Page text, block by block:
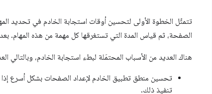
تتمثّل الخطوة الأولى لتحسين أوقات استجابة الخادم في تحديد
الصفحة، ثم قياس المدة التي تستغرقها كل مهمة من هذه المهام.
هناك العديد من الأسباب المحتمَلة لبطء استجابة الخادم، وبالتالي
تحسين منطق تطبيق الخادم لإعداد الصفحات بشكل أسرع
تنفيذ ذلك.